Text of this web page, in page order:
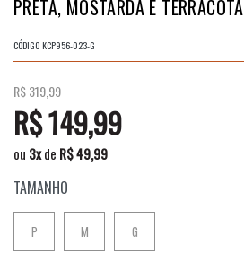
PRETA, MOSTARDA E
CÓDIGO KCP956-023-G
R$ 319,99
R$ 149,99
ou 3xde R$ 49,99
TAMANHO
P M G